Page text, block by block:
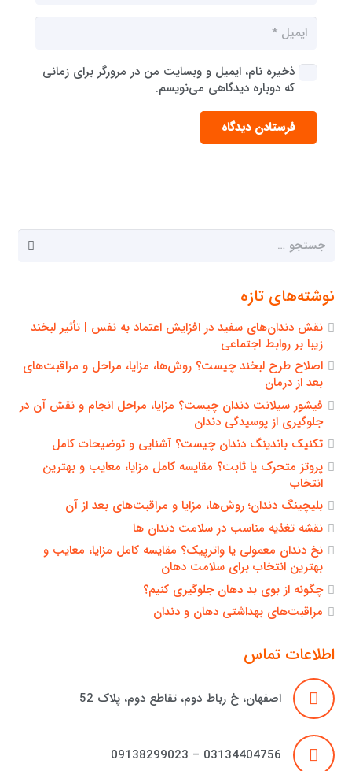
ذخیره نام، ایمیل و وبسایت من در مرورگر برای زمانی
که دوباره دیدگاهی می‌نویسم.
فرستادن دیدگاه
جستجو
نوشته‌های تازه
نقش دندان‌های سفید در افزایش اعتماد به نفس | تأثیر لبخند
زیبا بر روابط اجتماعی
اصلاح طرح لبخند چیست؟ روش‌ها، مزایا، مراحل و مراقبت‌های
بعد از درمان
فیشور سیلانت دندان چیست؟ مزایا، مراحل انجام و نقش آن در
جلوگیری از پوسیدگی دندان
تکنیک باندینگ دندان چیست؟ آشنایی و توضیحات کامل
پروتز متحرک یا ثابت؟ مقایسه کامل مزایا، معایب و بهترین
انتخاب
بلیچینگ دندان؛ روش‌ها، مزایا و مراقبت‌های بعد از آن
نقشه تغذیه مناسب در سلامت دندان ها
نخ دندان معمولی یا واترپیک؟ مقایسه کامل مزایا، معایب و
بهترین انتخاب برای سلامت دهان
چگونه از بوی بد دهان جلوگیری کنیم؟
مراقبت‌های بهداشتی دهان و دندان
اطلاعات تماس
اصفهان، خ رباط دوم، تقاطع دوم، پلاک 52
03134404756 – 09138299023